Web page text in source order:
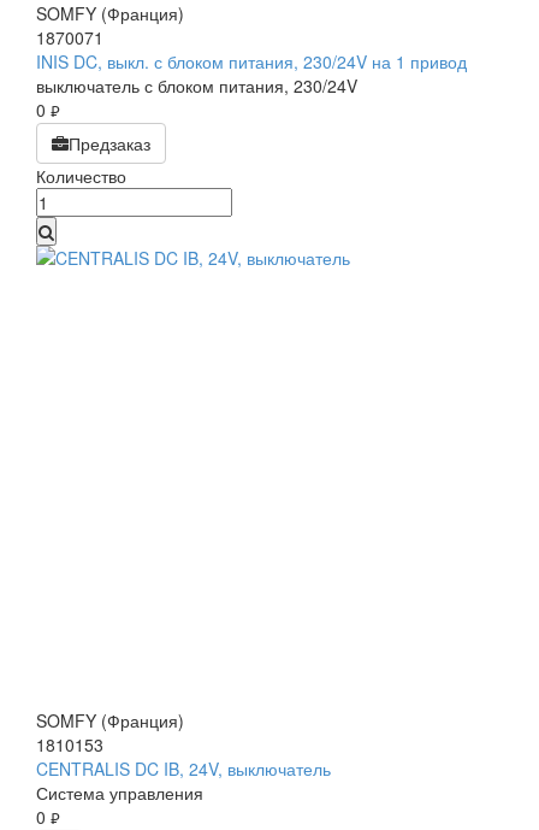
SOMFY (Франция)
1870071
INIS DC, выкл. с блоком питания, 230/24V на 1 привод
выключатель с блоком питания, 230/24V
0 руб.
Предзаказ
Количество
SOMFY (Франция)
1810153
CENTRALIS DC IB, 24V, выключатель
Система управления
0 руб.